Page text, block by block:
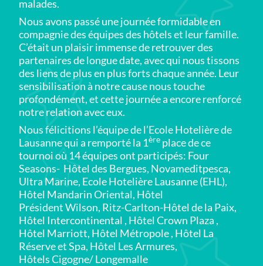
malades.
Nous avons passé une journée formidable en
compagnie des équipes des hôtels et leur famille.
C’était un plaisir immense de retrouver des
partenaires de longue date, avec qui nous tissons
des liens de plus en plus forts chaque année. Leur
sensibilisation à notre cause nous touche
profondément, et cette journée a encore renforcé
notre relation avec eux.
Nous félicitions l’équipe de l’Ecole Hotelière de
Lausanne qui a remporté la 1ère place de ce
tournoi où 14 équipes ont participés: Four
Seasons- Hôtel des Bergues, Novameditpesca,
Ultra Marine, Ecole Hotelière Lausanne (EHL),
Hôtel Mandarin Oriental, Hôtel
Président Wilson, Ritz-Carlton-Hôtel de la Paix,
Hôtel Intercontinental , Hôtel Crown Plaza ,
Hôtel Marriott, Hôtel Métropole , Hôtel La
Réserve et Spa, Hôtel Les Armures,
Hôtels Cigogne/ Longemalle